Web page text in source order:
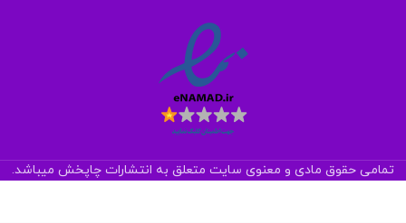
تمامی حقوق مادی و معنوی سایت متعلق به انتشارات چاپخش میباشد.